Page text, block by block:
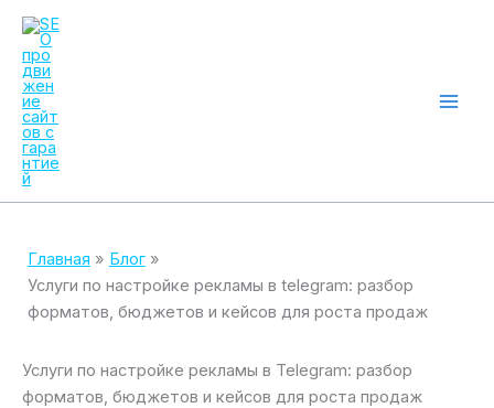
Перейти
содержимому
Главная
Блог
Услуги по настройке рекламы в telegram: разбор
форматов, бюджетов и кейсов для роста продаж
Услуги по настройке рекламы в Telegram: разбор
форматов, бюджетов и кейсов для роста продаж